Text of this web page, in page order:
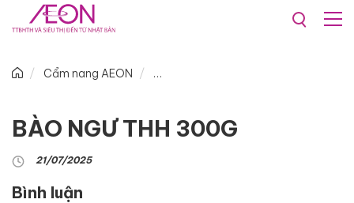
Cẩm nang AEON
BÀO NGƯ THH 300G
21/07/2025
Bình luận